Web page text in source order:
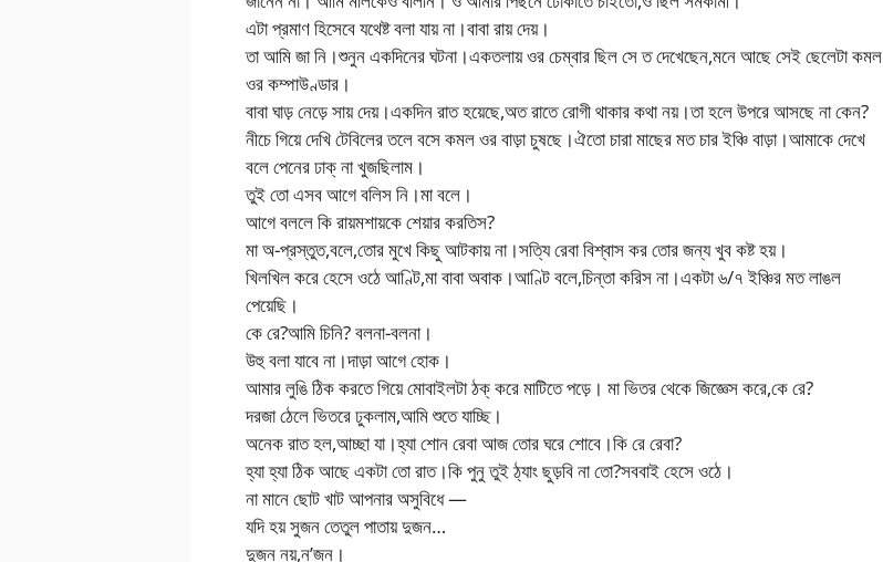
এটা প্রমাণ হিসেবে যথেষ্ট বলা যায় না।বাবা রায় দেয়।
তা আমি জা নি।শুনুন একদিনের ঘটনা।একতলায় ওর চেম্বার ছিল সে ত দেখেছেন,মনে আছে সেই ছেলেটা কমল
ওর কম্পাউণ্ডার।
বাবা ঘাড় নেড়ে সায় দেয়।একদিন রাত হয়েছে,অত রাতে রোগী থাকার কথা নয়।তা হলে উপরে আসছে না কেন?
নীচে গিয়ে দেখি টেবিলের তলে বসে কমল ওর বাড়া চুষছে।ঐতো চারা মাছের মত চার ইঞ্চি বাড়া।আমাকে দেখে
বলে পেনের ঢাক্ না খুজছিলাম।
তুই তো এসব আগে বলিস নি।মা বলে।
আগে বললে কি রায়মশায়কে শেয়ার করতিস?
মা অ-প্রস্তুত,বলে,তোর মুখে কিছু আটকায় না।সত্যি রেবা বিশ্বাস কর তোর জন্য খুব কষ্ট হয়।
খিলখিল করে হেসে ওঠে আণ্টি,মা বাবা অবাক।আণ্টি বলে,চিন্তা করিস না।একটা ৬/৭ ইঞ্চির মত লাঙল
পেয়েছি।
কে রে?আমি চিনি? বলনা-বলনা।
উহু বলা যাবে না।দাড়া আগে হোক।
আমার লুঙি ঠিক করতে গিয়ে মোবাইলটা ঠক্ করে মাটিতে পড়ে। মা ভিতর থেকে জিজ্ঞেস করে,কে রে?
দরজা ঠেলে ভিতরে ঢুকলাম,আমি শুতে যাচ্ছি।
অনেক রাত হল,আচ্ছা যা।হ্যা শোন রেবা আজ তোর ঘরে শোবে।কি রে রেবা?
হ্যা হ্যা ঠিক আছে একটা তো রাত।কি পুনু তুই ঠ্যাং ছুড়বি না তো?সববাই হেসে ওঠে।
না মানে ছোট খাট আপনার অসুবিধে —
যদি হয় সুজন তেতুল পাতায় দুজন…
দুজন নয়,ন’জন।